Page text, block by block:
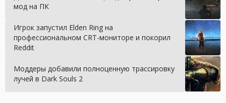
мод на ПК
Игрок запустил Elden Ring на
профессиональном CRT-мониторе и покорил
Reddit
Моддеры добавили полноценную трассировку
лучей в Dark Souls 2